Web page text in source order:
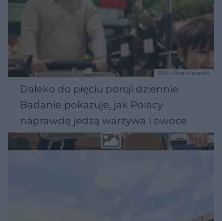
Daleko do pięciu porcji dziennie.
Badanie pokazuje, jak Polacy
naprawdę jedzą warzywa i owoce
TEKST SPONSOROWANY